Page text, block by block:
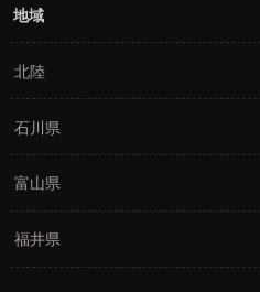
地域
北陸
石川県
富山県
福井県